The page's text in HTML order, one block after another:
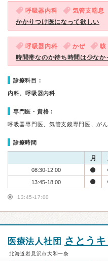
呼吸器内科 気管支喘息
かかりつけ医になって欲しい
呼吸器内科 かぜ 咳
時間帯なのか待ち時間は少なか
診療科目：
内科、呼吸器内科
専門医・資格：
呼吸器専門医、気管支鏡専門医、が
診療時間
月
08:30-12:00
13:45-18:00
13:45-17:00
医療法人社団 さとう
北海道岩見沢市大和一条